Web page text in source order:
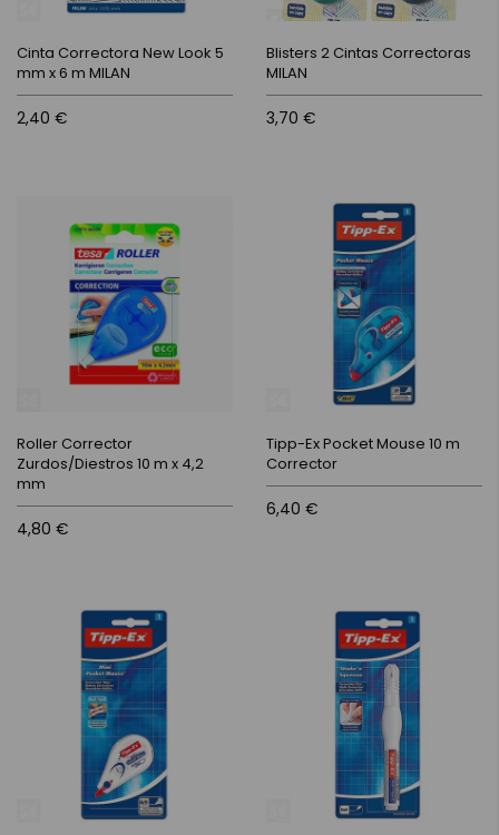
Cinta Correctora New Look 5
mm x 6 m MILAN
2,40 €
Blisters 2 Cintas Correctoras
MILAN
3,70 €
Roller Corrector
Zurdos/Diestros 10 m x 4,2
mm
4,80 €
Tipp-Ex Pocket Mouse 10 m
Corrector
6,40 €